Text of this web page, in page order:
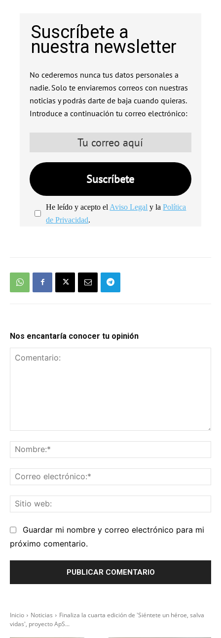
Suscríbete a
nuestra newsletter
No cederemos nunca tus datos personales a
nadie. Solo te enviaremos correos con nuestras
noticias y podrás darte de baja cuando quieras.
Introduce a continuación tu correo electrónico:
He leído y acepto el Aviso Legal y laPolítica
de Privacidad.
Nos encantaría conocer tu opinión
Guardar mi nombre y correo electrónico para mi
próximo comentario.